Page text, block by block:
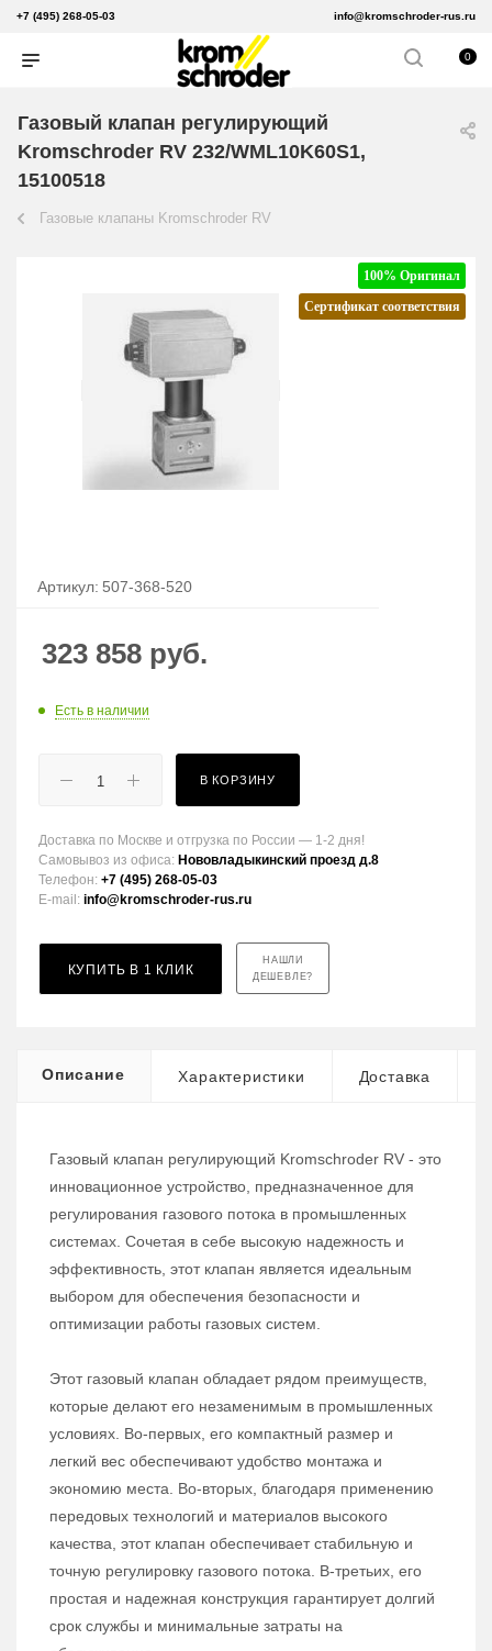
+7 (495) 268-05-03 info@kromschroder-rus.ru
0
Газовый клапан регулирующий
Kromschroder RV 232/WML10K60S1,
15100518
Газовые клапаны Kromschroder RV
100% Оригинал
Сертификат соответствия
Артикул: 507-368-520
323 858 руб.
Есть в наличии
В КОРЗИНУ
Доставка по Москве и отгрузка по России — 1-2 дня!
Самовывоз из офиса: Нововладыкинский проезд д.8
Телефон: +7 (495) 268-05-03
E-mail: info@kromschroder-rus.ru
КУПИТЬ В 1 КЛИК
НАШЛИ
ДЕШЕВЛЕ?
Описание Характеристики Доставка
Газовый клапан регулирующий Kromschroder RV - это
инновационное устройство, предназначенное для
регулирования газового потока в промышленных
системах. Сочетая в себе высокую надежность и
эффективность, этот клапан является идеальным
выбором для обеспечения безопасности и
оптимизации работы газовых систем.
Этот газовый клапан обладает рядом преимуществ,
которые делают его незаменимым в промышленных
условиях. Во-первых, его компактный размер и
легкий вес обеспечивают удобство монтажа и
экономию места. Во-вторых, благодаря применению
передовых технологий и материалов высокого
качества, этот клапан обеспечивает стабильную и
точную регулировку газового потока. В-третьих, его
простая и надежная конструкция гарантирует долгий
срок службы и минимальные затраты на